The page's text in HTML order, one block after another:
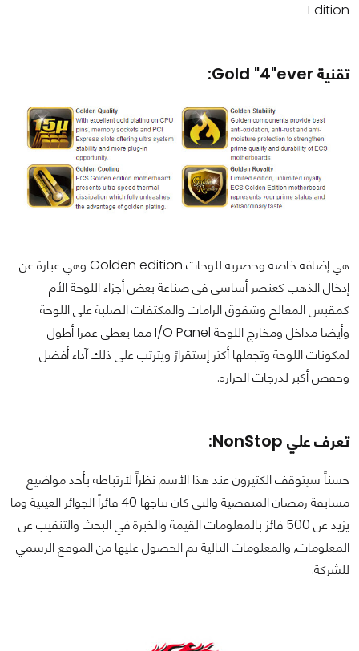
Edition
تقنية Gold "4"ever:
هي إضافة خاصة وحصرية للوحات Golden edition وهي عبارة عن
إدخال الذهب كعنصر أساسي في صناعة بعض أجزاء اللوحة الأم
كمقبس المعالج وشقوق الرامات والمكثفات الصلبة على اللوحة
وأيضا مداخل ومخارج اللوحة I/O Panel مما يعطي عمرا أطول
لمكونات اللوحة وتجعلها أكثر إستقرارً ويترتب على ذلك آداء أفضل
وخقض أكبر لدرجات الحرارة.
تعرف علي NonStop:
حسناً سيتوقف الكثيرون عند هذا الأسم نظراً لأرتباطه بأحد مواضيع
مسابقة رمضان المنقضية والتي كان نتاجها 40 فائزاً الجوائز العينية وما
يزيد عن 500 فائز بالمعلومات القيمة والخبرة في البحث والتنقيب عن
المعلومات, والمعلومات التالية تم الحصول عليها من الموقع الرسمي
للشركة.